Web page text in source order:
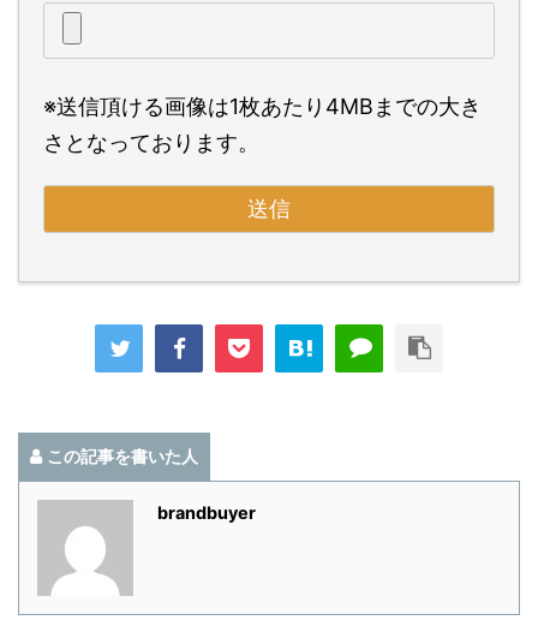
※送信頂ける画像は1枚あたり4MBまでの大き
さとなっております。
この記事を書いた人
brandbuyer